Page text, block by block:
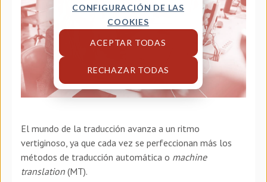
CONFIGURACIÓN DE LAS
COOKIES
ACEPTAR TODAS
RECHAZAR TODAS
El mundo de la traducción avanza a un ritmo
vertiginoso, ya que cada vez se perfeccionan más los
métodos de traducción automática o machine
translation (MT).